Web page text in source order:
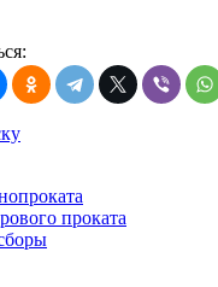
проката